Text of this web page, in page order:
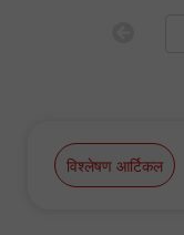
विश्लेषण आर्टिकल